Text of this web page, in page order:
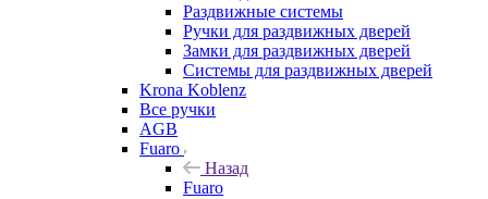
Раздвижные системы
Ручки для раздвижных дверей
Замки для раздвижных дверей
Системы для раздвижных дверей
Krona Koblenz
Все ручки
AGB
Fuaro
Назад
Fuaro